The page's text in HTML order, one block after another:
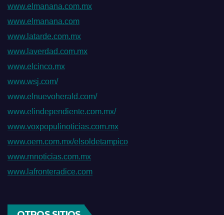
www.elmanana.com.mx
www.elmanana.com
www.latarde.com.mx
www.laverdad.com.mx
www.elcinco.mx
www.wsj.com/
www.elnuevoherald.com/
www.elindependiente.com.mx/
www.voxpopulinoticias.com.mx
www.oem.com.mx/elsoldetampico
www.rnnoticias.com.mx
www.lafronteradice.com